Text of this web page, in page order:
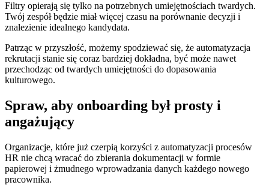
Filtry opierają się tylko na potrzebnych umiejętnościach twardych.
Twój zespół będzie miał więcej czasu na porównanie decyzji i
znalezienie idealnego kandydata.
Patrząc w przyszłość, możemy spodziewać się, że automatyzacja
rekrutacji stanie się coraz bardziej dokładna, być może nawet
przechodząc od twardych umiejętności do dopasowania
kulturowego.
Spraw, aby onboarding był prosty i
angażujący
Organizacje, które już czerpią korzyści z automatyzacji procesów
HR nie chcą wracać do zbierania dokumentacji w formie
papierowej i żmudnego wprowadzania danych każdego nowego
pracownika.